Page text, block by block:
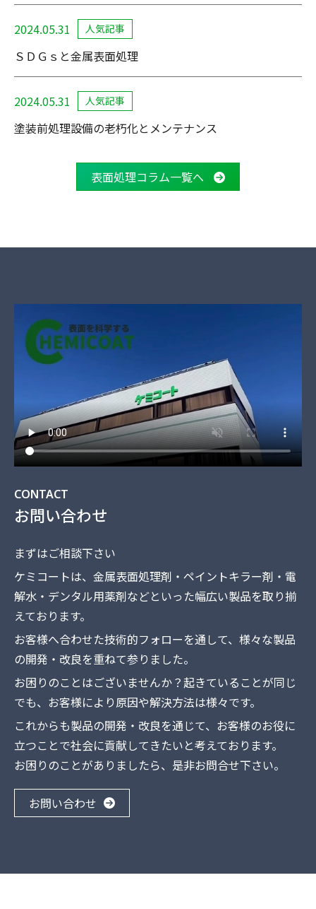
2024.05.31 人気記事
ＳＤＧｓと金属表面処理
2024.05.31 人気記事
塗装前処理設備の老朽化とメンテナンス
表面処理コラム一覧へ
CONTACT
お問い合わせ
まずはご相談下さい
ケミコートは、金属表面処理剤・ペイントキラー剤・電
解水・デンタル用薬剤などといった幅広い製品を取り揃
えております。
お客様へ合わせた技術的フォローを通して、様々な製品
の開発・改良を重ねて参りました。
お困りのことはございませんか？起きていることが同じ
でも、お客様により原因や解決方法は様々です。
これからも製品の開発・改良を通じて、 お客様のお役に
立つことで社会に貢献してきたいと考えております。
お困りのことがありましたら、是非お問合せ下さい。
お問い合わせ